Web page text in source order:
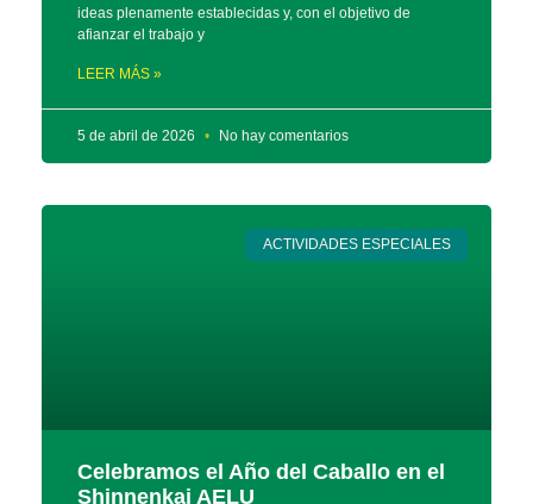
ideas plenamente establecidas y, con el objetivo de
afianzar el trabajo y
LEER MÁS »
5 de abril de 2026 No hay comentarios
ACTIVIDADES ESPECIALES
Celebramos el Año del Caballo en el
Shinnenkai AELU